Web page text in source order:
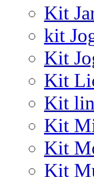
Kit
kit
Kit
Kit
Kit
Kit
Kit
Kit